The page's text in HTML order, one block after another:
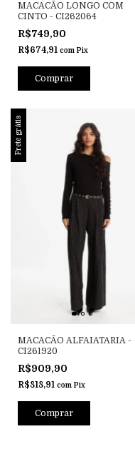
MACACÃO LONGO COM
CINTO - CI262064
R$749,90
R$674,91 com Pix
Comprar
Frete grátis
MACACÃO ALFAIATARIA -
CI261920
R$909,90
R$818,91 com Pix
Comprar